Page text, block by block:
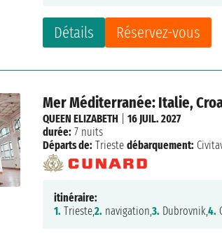
Détails Réservez-vous
Mer Méditerranée: Italie,
QUEEN ELIZABETH |16 JUIL. 2027
durée: 7 nuits
Départs de: Trieste débarquement:
itinéraire:
1. Trieste,2. navigation,3. Dubrovnik,4.